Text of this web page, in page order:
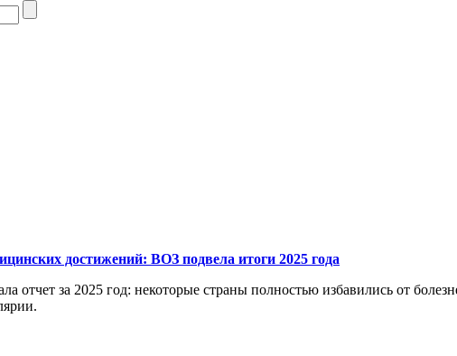
достижений: ВОЗ подвела итоги 2025 года
отчет за 2025 год: некоторые страны полностью избавились от